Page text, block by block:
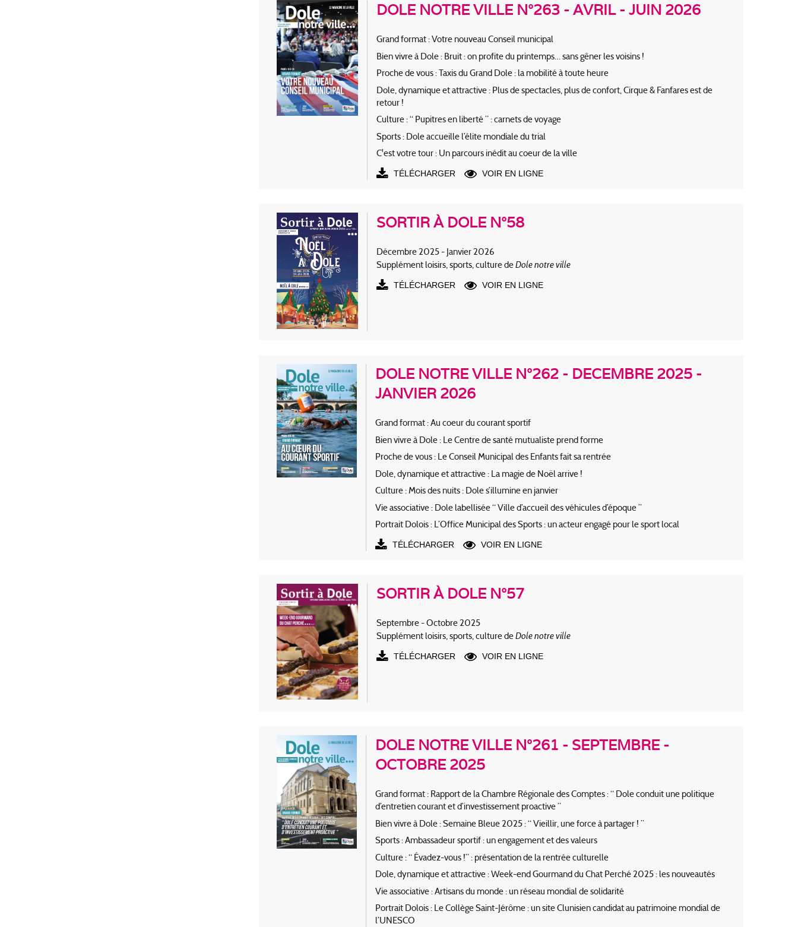
DOLE NOTRE VILLE N°263 - AVRIL - JUIN 2026
Grand format : Votre nouveau Conseil municipal
Bien vivre à Dole : Bruit : on profite du printemps… sans gêner les voisins !
Proche de vous : Taxis du Grand Dole : la mobilité à toute heure
Dole, dynamique et attractive : Plus de spectacles, plus de confort, Cirque & Fanfares est de
retour !
Culture : “ Pupitres en liberté ” : carnets de voyage
Sports : Dole accueille l’élite mondiale du trial
C'est votre tour : Un parcours inédit au coeur de la ville
TÉLÉCHARGER VOIR EN LIGNE
SORTIR À DOLE N°58
Décembre 2025 - Janvier 2026
Supplément loisirs, sports, culture de Dole notre ville
TÉLÉCHARGER VOIR EN LIGNE
DOLE NOTRE VILLE N°262 - DECEMBRE 2025 -
JANVIER 2026
Grand format : Au coeur du courant sportif
Bien vivre à Dole : Le Centre de santé mutualiste prend forme
Proche de vous : Le Conseil Municipal des Enfants fait sa rentrée
Dole, dynamique et attractive : La magie de Noël arrive !
Culture : Mois des nuits : Dole s’illumine en janvier
Vie associative : Dole labellisée “ Ville d’accueil des véhicules d’époque ”
Portrait Dolois : L’Office Municipal des Sports : un acteur engagé pour le sport local
TÉLÉCHARGER VOIR EN LIGNE
SORTIR À DOLE N°57
Septembre - Octobre 2025
Supplément loisirs, sports, culture de Dole notre ville
TÉLÉCHARGER VOIR EN LIGNE
DOLE NOTRE VILLE N°261 - SEPTEMBRE -
OCTOBRE 2025
Grand format : Rapport de la Chambre Régionale des Comptes : “ Dole conduit une politique
d’entretien courant et d’investissement proactive ”
Bien vivre à Dole : Semaine Bleue 2025 : “ Vieillir, une force à partager ! ”
Sports : Ambassadeur sportif : un engagement et des valeurs
Culture : “ Évadez-vous !” : présentation de la rentrée culturelle
Dole, dynamique et attractive : Week-end Gourmand du Chat Perché 2025 : les nouveautés
Vie associative : Artisans du monde : un réseau mondial de solidarité
Portrait Dolois : Le Collège Saint-Jérôme : un site Clunisien candidat au patrimoine mondial de
l’UNESCO